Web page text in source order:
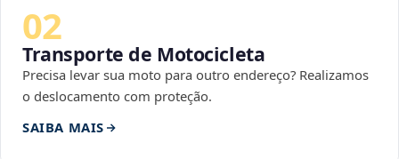
02
Transporte de Motocicleta
Precisa levar sua moto para outro endereço? Realizamos
o deslocamento com proteção.
SAIBA MAIS